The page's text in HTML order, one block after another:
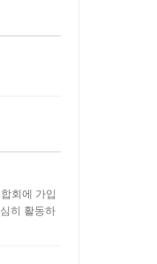
회에 가입
히 활동하